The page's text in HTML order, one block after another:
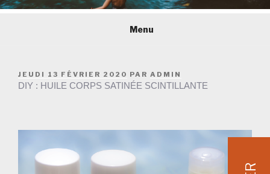
Menu
PUBLIÉ
LE
JEUDI 13 FÉVRIER 2020 PAR ADMIN
DIY : HUILE CORPS SATINÉE SCINTILLANTE